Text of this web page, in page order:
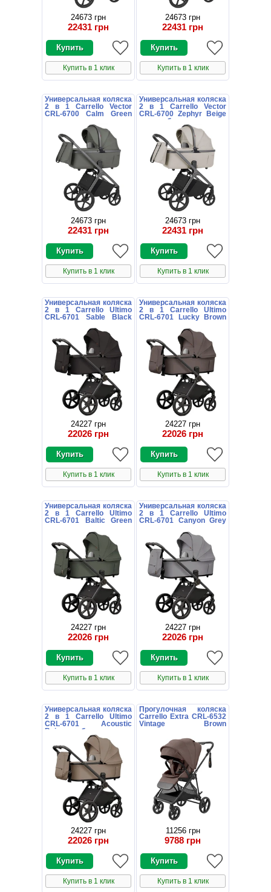
24673 грн
22431 грн
Купить в 1 клик
24673 грн
22431 грн
Купить в 1 клик
Универсальная коляска
2 в 1 Carrello Vector
CRL-6700 Calm Green
дождевиком
24673 грн
22431 грн
Купить в 1 клик
Универсальная коляска
2 в 1 Carrello Vector
CRL-6700 Zephyr Beige
светло-бежевая с
дождевиком
24673 грн
22431 грн
Купить в 1 клик
Универсальная коляска
2 в 1 Carrello Ultimo
CRL-6701 Sable Black
24227 грн
22026 грн
Купить в 1 клик
Универсальная коляска
2 в 1 Carrello Ultimo
CRL-6701 Lucky Brown
дождевиком
24227 грн
22026 грн
Купить в 1 клик
Универсальная коляска
2 в 1 Carrello Ultimo
CRL-6701 Baltic Green
24227 грн
22026 грн
Купить в 1 клик
Универсальная коляска
2 в 1 Carrello Ultimo
CRL-6701 Canyon Grey
24227 грн
22026 грн
Купить в 1 клик
Универсальная коляска
2 в 1 Carrello Ultimo
CRL-6701 Acoustic
Beige бежевая с
дождевиком
24227 грн
22026 грн
Купить в 1 клик
Прогулочная коляска
Carrello Extra CRL-6532
Vintage Brown
11256 грн
9788 грн
Купить в 1 клик